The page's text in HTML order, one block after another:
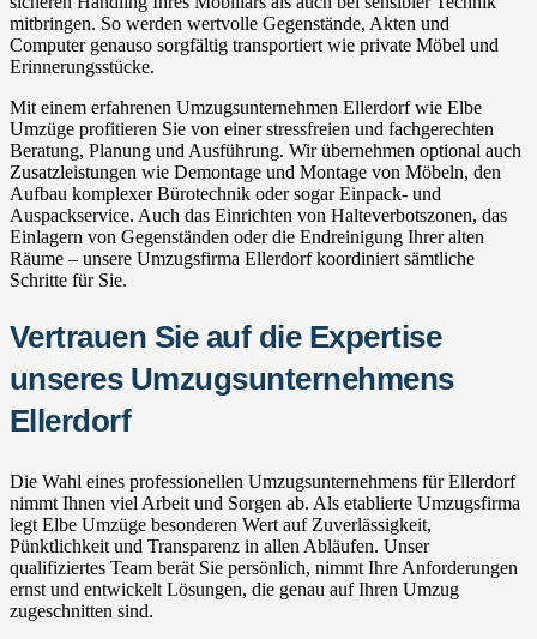
mitbringen. So werden wertvolle Gegenstände, Akten und
Computer genauso sorgfältig transportiert wie private Möbel und
Erinnerungsstücke.
Mit einem erfahrenen Umzugsunternehmen Ellerdorf wie Elbe
Umzüge profitieren Sie von einer stressfreien und fachgerechten
Beratung, Planung und Ausführung. Wir übernehmen optional auch
Zusatzleistungen wie Demontage und Montage von Möbeln, den
Aufbau komplexer Bürotechnik oder sogar Einpack- und
Auspackservice. Auch das Einrichten von Halteverbotszonen, das
Einlagern von Gegenständen oder die Endreinigung Ihrer alten
Räume – unsere Umzugsfirma Ellerdorf koordiniert sämtliche
Schritte für Sie.
Vertrauen Sie auf die Expertise
unseres Umzugsunternehmens
Ellerdorf
Die Wahl eines professionellen Umzugsunternehmens für Ellerdorf
nimmt Ihnen viel Arbeit und Sorgen ab. Als etablierte Umzugsfirma
legt Elbe Umzüge besonderen Wert auf Zuverlässigkeit,
Pünktlichkeit und Transparenz in allen Abläufen. Unser
qualifiziertes Team berät Sie persönlich, nimmt Ihre Anforderungen
ernst und entwickelt Lösungen, die genau auf Ihren Umzug
zugeschnitten sind.